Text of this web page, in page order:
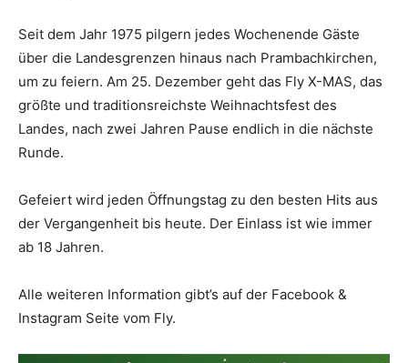
Seit dem Jahr 1975 pilgern jedes Wochenende Gäste
über die Landesgrenzen hinaus nach Prambachkirchen,
um zu feiern. Am 25. Dezember geht das Fly X-MAS, das
größte und traditionsreichste Weihnachtsfest des
Landes, nach zwei Jahren Pause endlich in die nächste
Runde.
Gefeiert wird jeden Öffnungstag zu den besten Hits aus
der Vergangenheit bis heute. Der Einlass ist wie immer
ab 18 Jahren.
Alle weiteren Information gibt’s auf der Facebook &
Instagram Seite vom Fly.